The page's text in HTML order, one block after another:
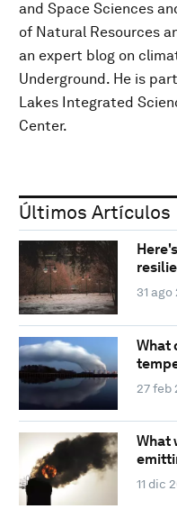
and Space Sciences
of Natural Resources
an expert blog on
Underground. He is
Lakes Integrated
Center.
Últimos Artículos
31 ago
What
27 feb
What
11 dic